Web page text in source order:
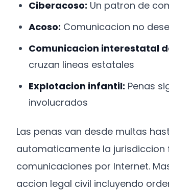
Ciberacoso: Un patron de
Acoso: Comunicacion no
Comunicacion interestatal
cruzan lineas estatales
Explotacion infantil: Penas
involucrados
Las penas van desde multas
automaticamente la
comunicaciones por Internet.
accion legal civil incluyendo